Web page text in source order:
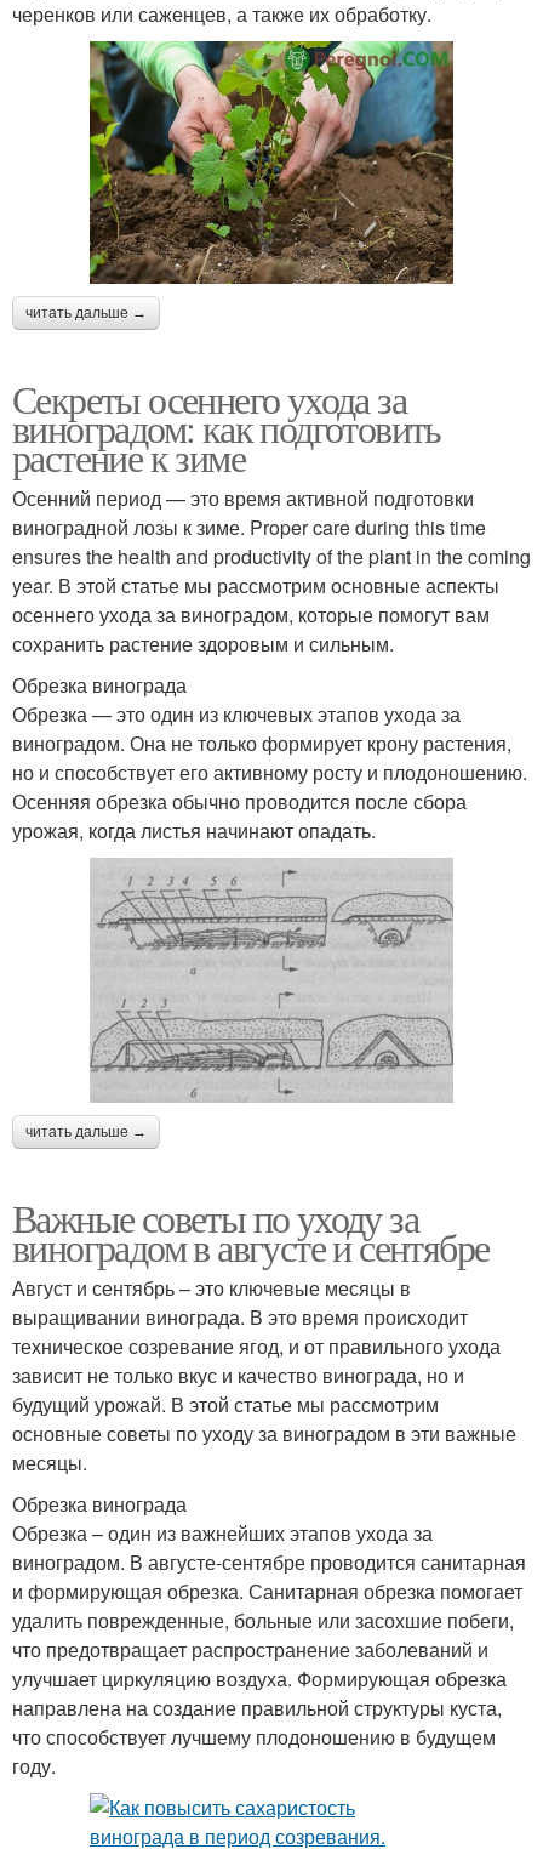
черенков или саженцев, а также их обработку.
читать дальше →
Секреты осеннего ухода за
виноградом: как подготовить
растение к зиме
Осенний период — это время активной подготовки
виноградной лозы к зиме. Proper care during this time
ensures the health and productivity of the plant in the coming
year. В этой статье мы рассмотрим основные аспекты
осеннего ухода за виноградом, которые помогут вам
сохранить растение здоровым и сильным.
Обрезка винограда
Обрезка — это один из ключевых этапов ухода за
виноградом. Она не только формирует крону растения,
но и способствует его активному росту и плодоношению.
Осенняя обрезка обычно проводится после сбора
урожая, когда листья начинают опадать.
читать дальше →
Важные советы по уходу за
виноградом в августе и сентябре
Август и сентябрь – это ключевые месяцы в
выращивании винограда. В это время происходит
техническое созревание ягод, и от правильного ухода
зависит не только вкус и качество винограда, но и
будущий урожай. В этой статье мы рассмотрим
основные советы по уходу за виноградом в эти важные
месяцы.
Обрезка винограда
Обрезка – один из важнейших этапов ухода за
виноградом. В августе-сентябре проводится санитарная
и формирующая обрезка. Санитарная обрезка помогает
удалить поврежденные, больные или засохшие побеги,
что предотвращает распространение заболеваний и
улучшает циркуляцию воздуха. Формирующая обрезка
направлена на создание правильной структуры куста,
что способствует лучшему плодоношению в будущем
году.